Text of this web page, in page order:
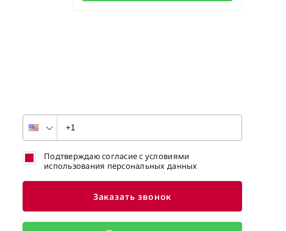
Подтверждаю согласие с условиями
использования персональных данных
Заказать звонок